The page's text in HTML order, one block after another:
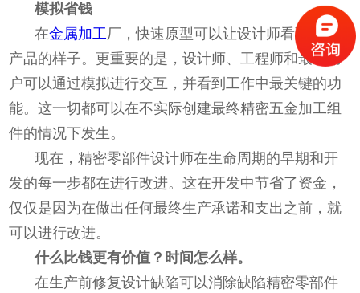
模拟省钱
在金属加工厂，快速原型可以让设计师看到最终
产品的样子。更重要的是，设计师、工程师和最终用
户可以通过模拟进行交互，并看到工作中最关键的功
能。这一切都可以在不实际创建最终精密五金加工组
件的情况下发生。
现在，精密零部件设计师在生命周期的早期和开
发的每一步都在进行改进。这在开发中节省了资金，
仅仅是因为在做出任何最终生产承诺和支出之前，就
可以进行改进。
什么比钱更有价值？时间怎么样。
在生产前修复设计缺陷可以消除缺陷精密零部件